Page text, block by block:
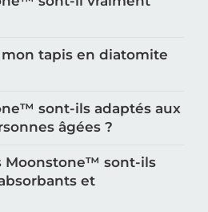
tapis en diatomite
sont-ils adaptés aux
âgées ?
Moonstone™️ sont-ils
et